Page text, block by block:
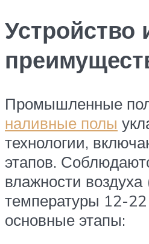
Устройство
Промышленные
наливные полы
технологии,
этапов.
влажности воздуха
температуры 12-
основные этапы: